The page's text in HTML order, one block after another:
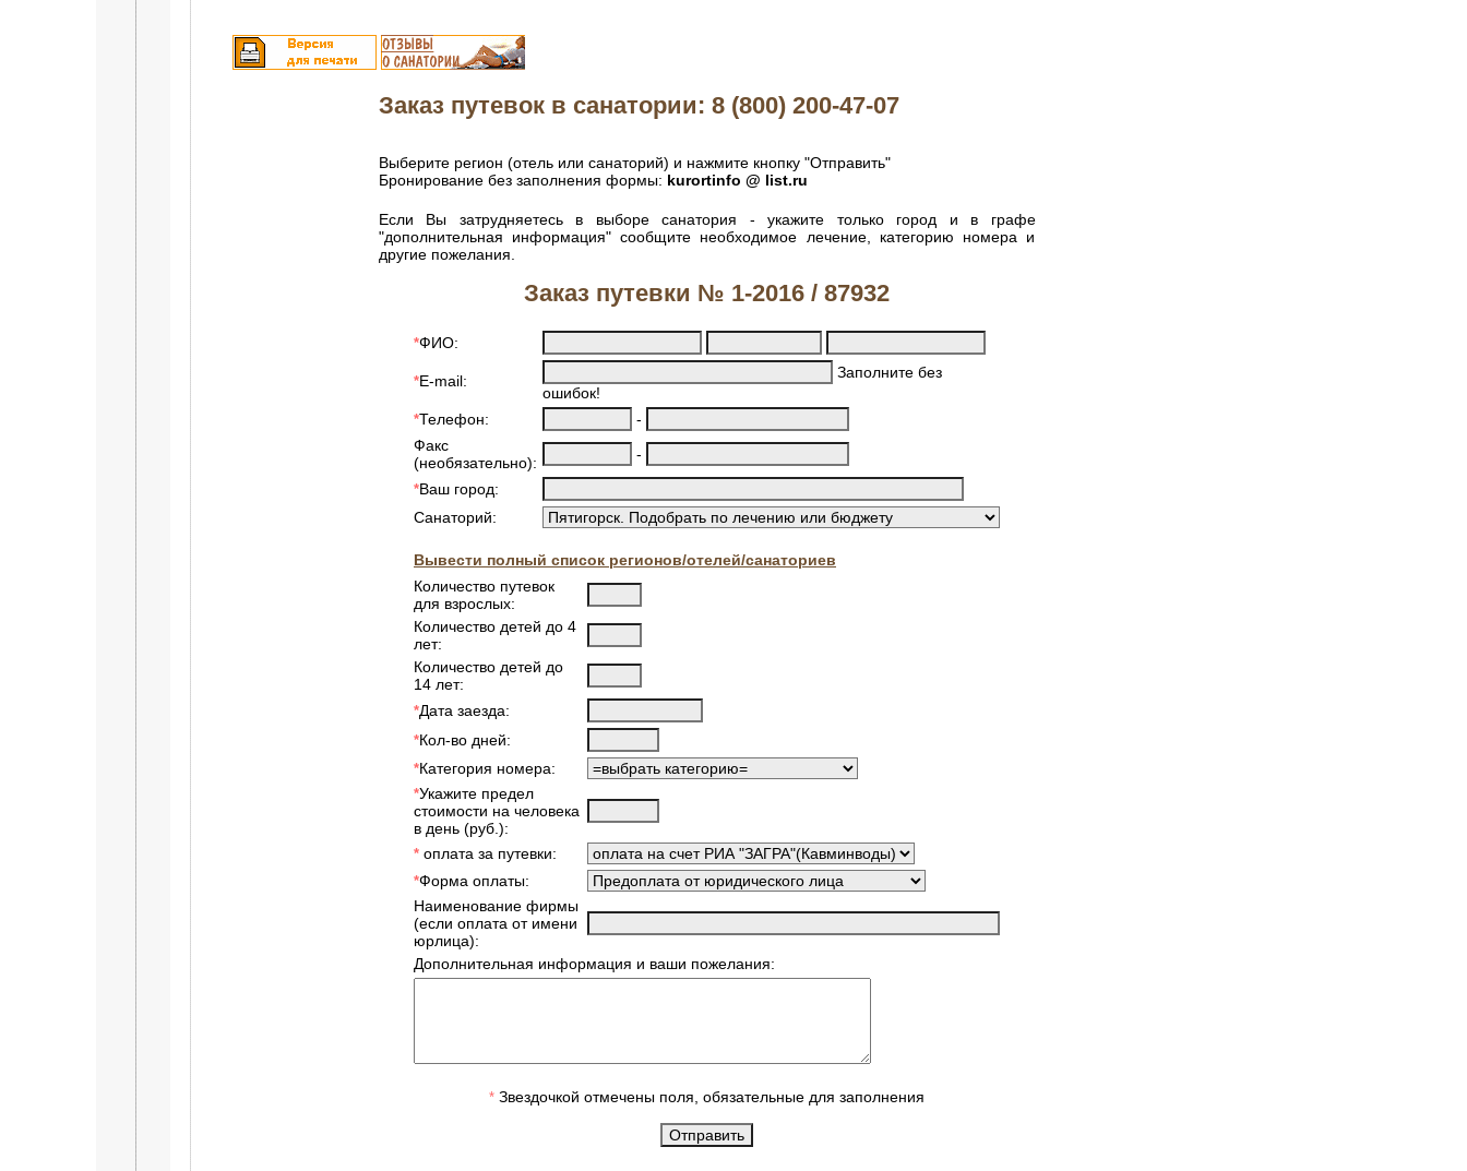
Заказ путевок в санатории: 8 (800) 200-47-07
Выберите регион (отель или санаторий) и нажмите кнопку "Отправить"
Бронирование без заполнения формы: kurortinfo @ list.ru
Если Вы затрудняетесь в выборе санатория - укажите только город и в графе
"дополнительная информация" сообщите необходимое лечение, категорию номера и
другие пожелания.
Заказ путевки № 1-2016 / 87932
*ФИО:
*E-mail:
Заполните без
ошибок!
*Телефон:
-
Факс
(необязательно):
-
*Ваш город:
Санаторий:
Вывести полный список регионов/отелей/санаториев
Количество путевок
для взрослых:
Количество детей до 4
лет:
Количество детей до
14 лет:
*Дата заезда:
*Кол-во дней:
*Категория номера:
*Укажите предел
стоимости на человека
в день (руб.):
* оплата за путевки:
*Форма оплаты:
Наименование фирмы
(если оплата от имени
юрлица):
Дополнительная информация и ваши пожелания:
* Звездочкой отмечены поля, обязательные для заполнения